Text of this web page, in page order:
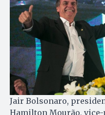
Jair Bolsonaro,
Hamilton Mourão, vice-